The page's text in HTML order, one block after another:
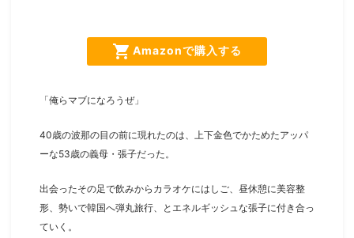
shopping_cart Amazonで購入する
「俺らマブになろうぜ」
40歳の波那の目の前に現れたのは、上下金色でかためたアッパ
ーな53歳の義母・張子だった。
出会ったその足で飲みからカラオケにはしご、昼休憩に美容整
形、勢いで韓国へ弾丸旅行、とエネルギッシュな張子に付き合っ
ていく。